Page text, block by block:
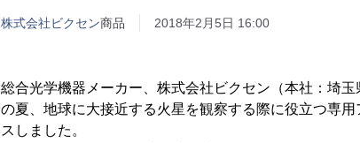
株式会社ビクセン商品 2018年2月5日 16:00
総合光学機器メーカー、株式会社ビクセン（本社：埼
の夏、地球に大接近する火星を観察する際に役立つ専
スしました。